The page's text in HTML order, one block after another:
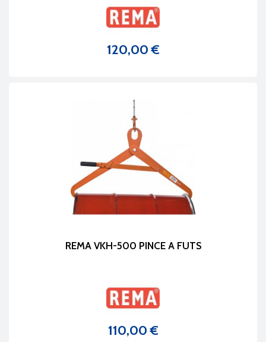
Prix
120,00 €
REMA VKH-500 PINCE A FUTS
Prix
110,00 €